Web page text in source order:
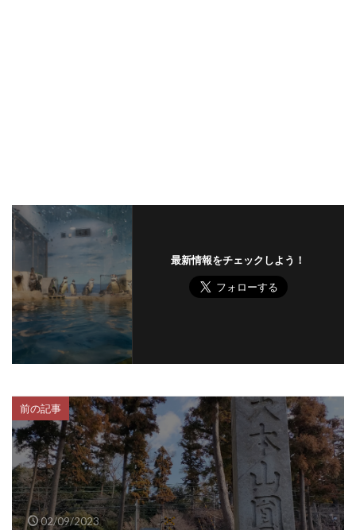
最新情報をチェックしよう！
前の記事
02/09/2023